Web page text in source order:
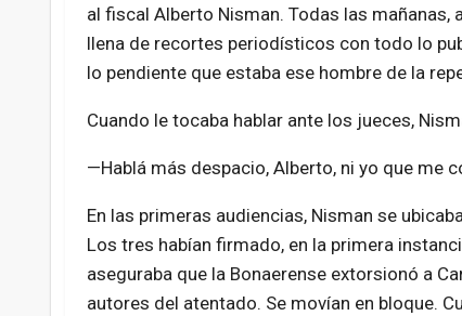
al fiscal Alberto Nisman. Todas las
llena de recortes periodísticos con todo lo
lo pendiente que estaba ese hombre de la
Cuando le tocaba hablar ante los jueces,
—Hablá más despacio, Alberto, ni yo que me
En las primeras audiencias, Nisman se
Los tres habían firmado, en la primera
aseguraba que la Bonaerense extorsionó a
autores del atentado. Se movían en bloque.